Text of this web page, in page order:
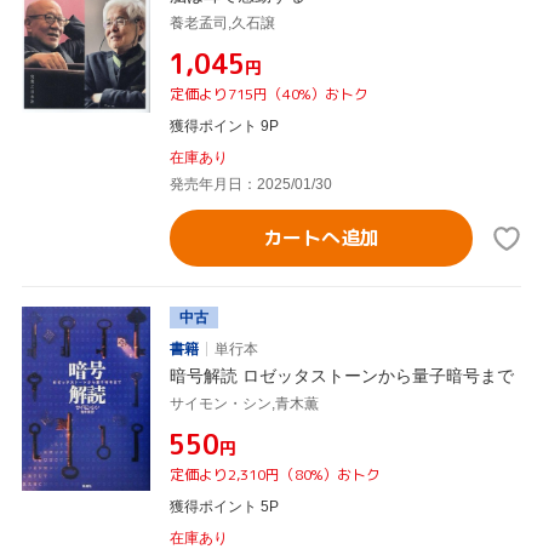
養老孟司,久石譲
¥1,045円
定価より715円（40%）おトク
獲得ポイント 9P
在庫あり
発売年月日：2025/01/30
カートへ追加
中古
書籍
単行本
暗号解読 ロゼッタストーンから量子暗号まで
サイモン・シン,青木薫
¥550円
定価より2,310円（80%）おトク
獲得ポイント 5P
在庫あり